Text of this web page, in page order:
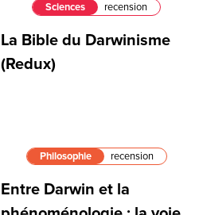
Sciences recension
La Bible du Darwinisme
(Redux)
Philosophie recension
Entre Darwin et la